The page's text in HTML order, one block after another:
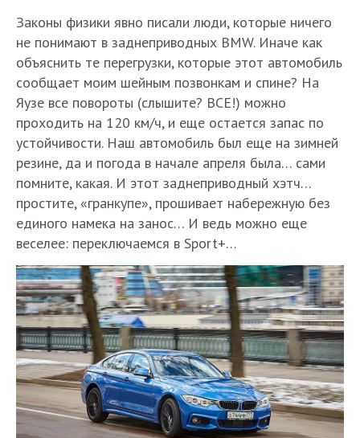
Законы физики явно писали люди, которые ничего
не понимают в заднеприводных BMW. Иначе как
объяснить те перегрузки, которые этот автомобиль
сообщает моим шейным позвонкам и спине? На
Яузе все повороты (слышите? ВСЕ!) можно
проходить на 120 км/ч, и еще остается запас по
устойчивости. Наш автомобиль был еще на зимней
резине, да и погода в начале апреля была… сами
помните, какая. И этот заднеприводный хэтч…
простите, «гранкупе», прошивает набережную без
единого намека на занос… И ведь можно еще
веселее: переключаемся в Sport+…